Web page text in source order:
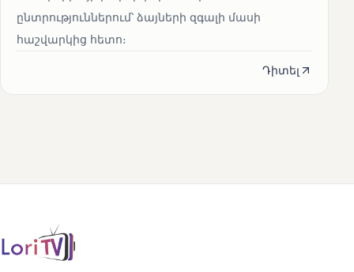
ընտրություններում՝ ձայների զգալի մասի
հաշվարկից հետո։
Դիտել